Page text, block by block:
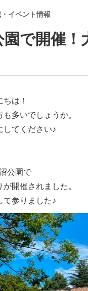
イベント情報
で開催！
は！
多いでしょうか。
してください♪
公園で
開催されました。
て参りました♪